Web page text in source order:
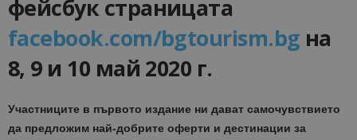
фейсбук страницата
facebook.com/bgtourism.bg на
8, 9 и 10 май 2020 г.
Участниците в първото издание ни дават самочувствието
да предложим най-добрите оферти и дестинации за